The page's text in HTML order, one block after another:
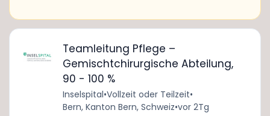
Teamleitung Pflege –
Gemischtchirurgische Abteilung,
90 - 100 %
Inselspital•Vollzeit oder Teilzeit•
Bern, Kanton Bern, Schweiz•vor 2Tg